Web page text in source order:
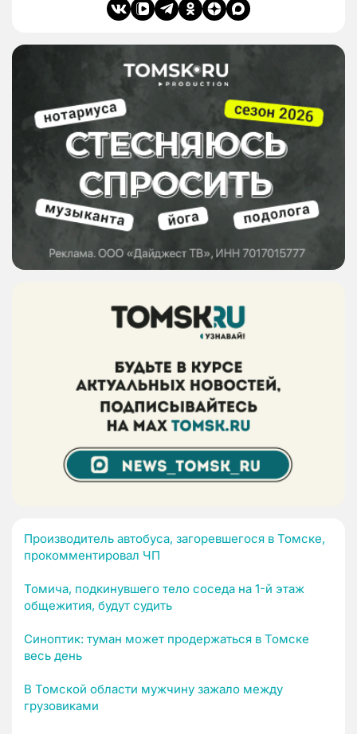
Производитель автобуса, загоревшегося в Томске,
прокомментировал ЧП
Томича, подкинувшего тело соседа на 1-й этаж
общежития, будут судить
Синоптик: туман может продержаться в Томске
весь день
В Томской области мужчину зажало между
грузовиками